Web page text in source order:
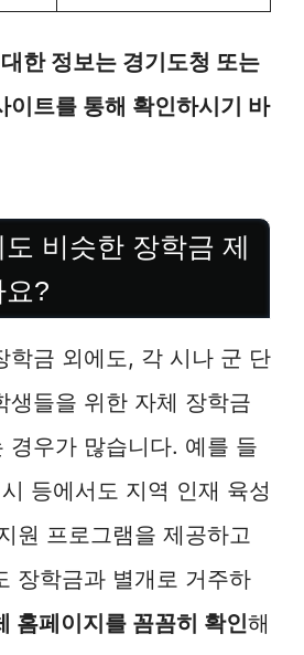
한 정보는 경기도청 또는
트를 통해 확인하시기 바
비슷한 장학금 제
요?
학금 외에도, 각 시나 군 단
생들을 위한 자체 장학금
경우가 많습니다. 예를 들
등에서도 지역 인재 육성
원 프로그램을 제공하고
장학금과 별개로 거주하
홈페이지를 꼼꼼히 확인해